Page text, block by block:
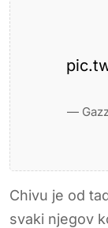
—
Chivu je od
svaki njegov